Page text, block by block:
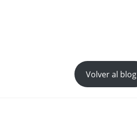
Volver al blog